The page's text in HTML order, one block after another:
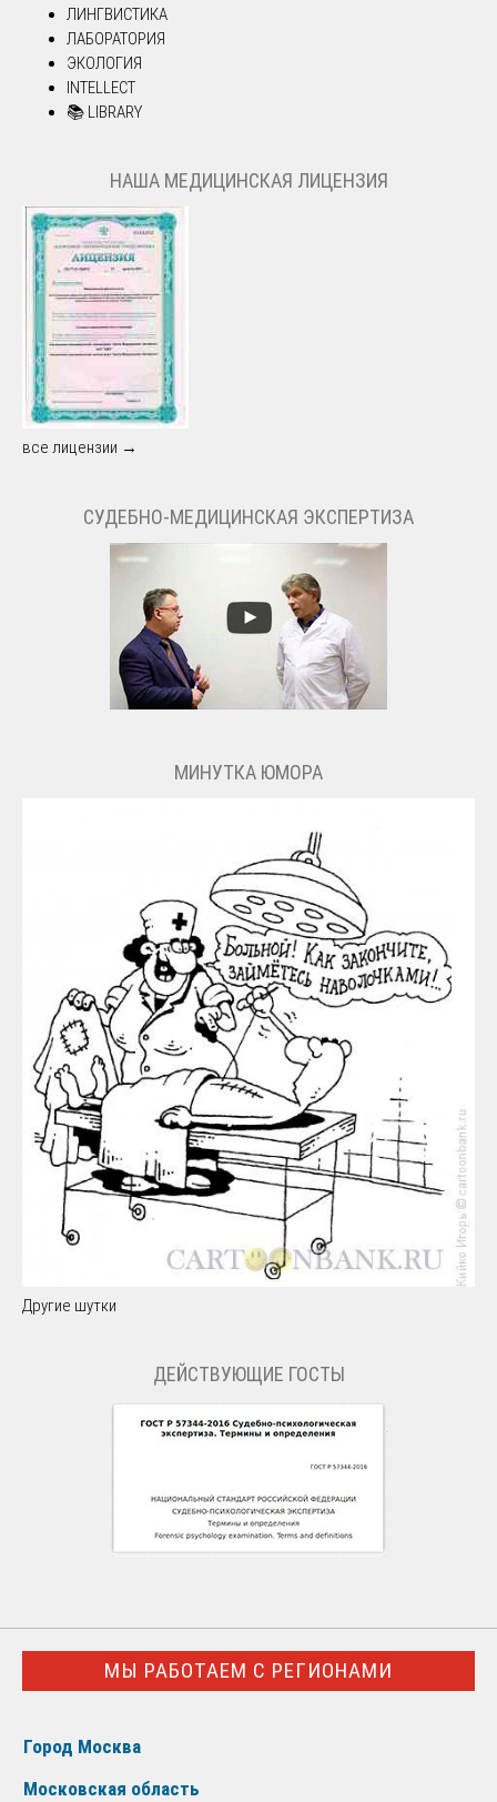
ЛИНГВИСТИКА
ЛАБОРАТОРИЯ
ЭКОЛОГИЯ
INTELLECT
📚 LIBRARY
НАША МЕДИЦИНСКАЯ ЛИЦЕНЗИЯ
все лицензии →
СУДЕБНО-МЕДИЦИНСКАЯ ЭКСПЕРТИЗА
МИНУТКА ЮМОРА
Другие шутки
ДЕЙСТВУЮЩИЕ ГОСТЫ
МЫ РАБОТАЕМ С РЕГИОНАМИ
Город Москва
Московская область